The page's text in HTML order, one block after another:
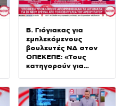
Β. Γιόγιακας για
εμπλεκόμενους
βουλευτές ΝΔ στον
ΟΠΕΚΕΠΕ: «Τους
κατηγορούν για
εξυπηρετήσουν
συμπολίτες»